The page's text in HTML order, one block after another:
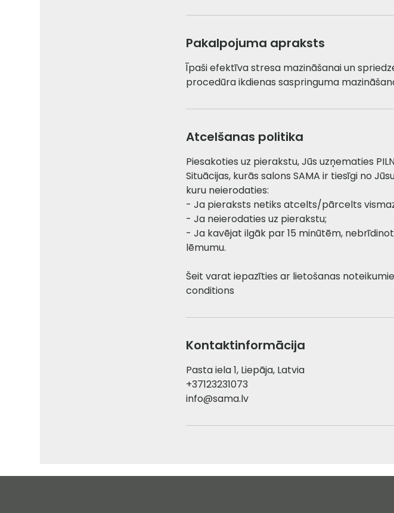
Pakalpojuma apraksts
Īpaši efektīva stresa mazināšanai un
procedūra ikdienas saspringuma
Atcelšanas politika
Piesakoties uz pierakstu, Jūs uzņematies
Situācijas, kurās salons SAMA ir tiesīgi no
kuru neierodaties:
- Ja pieraksts netiks atcelts/pārcelts
- Ja neierodaties uz pierakstu;
- Ja kavējat ilgāk par 15 minūtēm,
lēmumu.
Šeit varat iepazīties ar lietošanas
conditions
Kontaktinformācija
Pasta iela 1, Liepāja, Latvia
+37123231073
info@sama.lv